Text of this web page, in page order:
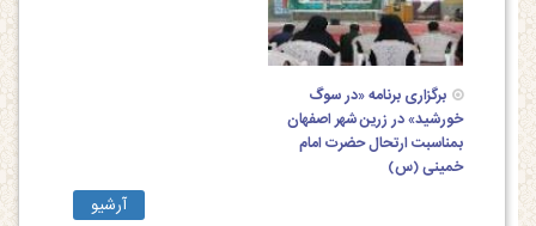
آرشیو
برگزاری برنامه «در سوگ
خورشید» در زرین شهر اصفهان
بمناسبت ارتحال حضرت امام
خمینی (س)